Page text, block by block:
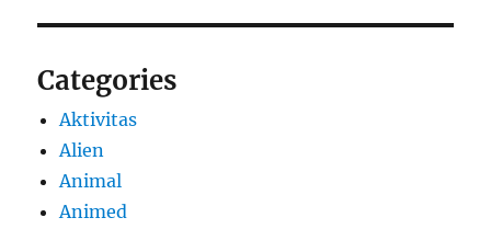
Categories
Aktivitas
Alien
Animal
Animed